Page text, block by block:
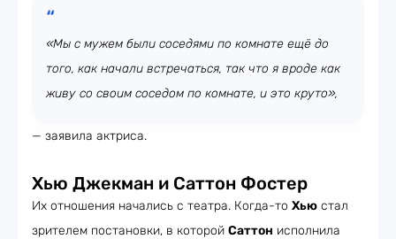
«Мы с мужем были соседями по комнате ещё до
того, как начали встречаться, так что я вроде как
живу со своим соседом по комнате, и это круто»,
— заявила актриса.
Хью Джекман и Саттон Фостер
Их отношения начались с театра. Когда-то Хью стал
зрителем постановки, в которой Саттон исполнила